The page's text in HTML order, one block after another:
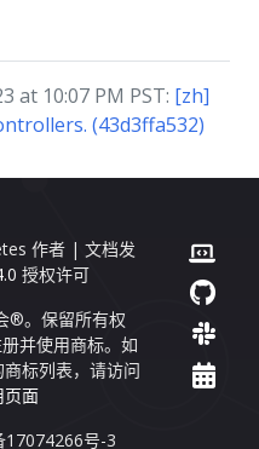
at 10:07 PM PST: [zh]
(43d3ffa532)
作者 | 文档发
授权许可
®。保留所有权
并使用商标。如
标列表，请访问
页面
17074266号-3